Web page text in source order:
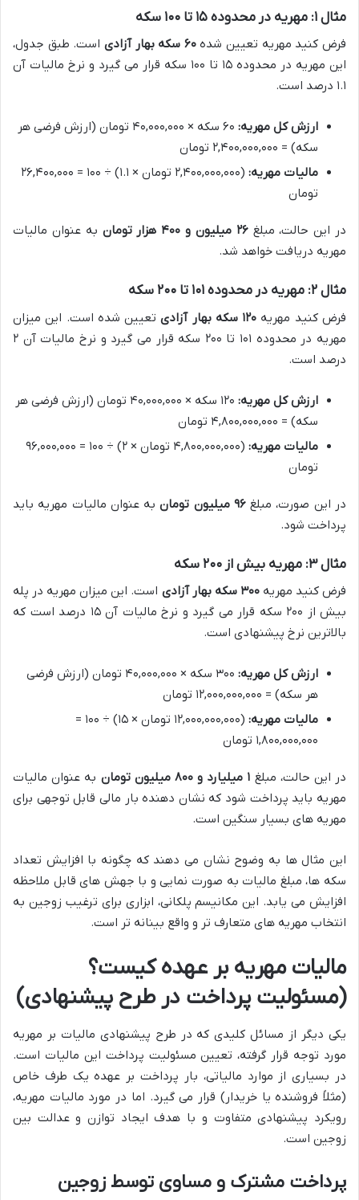
مثال ۱: مهریه در محدوده ۱۵ تا ۱۰۰ سکه
فرض کنید مهریه تعیین شده۶۰ سکه بهار آزادی
است. طبق جدول،
این مهریه در محدوده ۱۵ تا ۱۰۰ سکه قرار می گیرد و نرخ مالیات آن
۱.۱ درصد است.
ارزش کل مهریه:
۶۰ سکه × ۴۰,۰۰۰,۰۰۰ تومان (ارزش فرضی هر
سکه) = ۲,۴۰۰,۰۰۰,۰۰۰ تومان
مالیات مهریه:
(۲,۴۰۰,۰۰۰,۰۰۰ تومان × ۱.۱) ÷ ۱۰۰ = ۲۶,۴۰۰,۰۰۰
تومان
در این حالت، مبلغ۲۶ میلیون و ۴۰۰ هزار تومان
به عنوان مالیات
مهریه دریافت خواهد شد.
مثال ۲: مهریه در محدوده ۱۰۱ تا ۲۰۰ سکه
فرض کنید مهریه ۱۲۰ سکه بهار آزادی
تعیین شده است. این میزان
مهریه در محدوده ۱۰۱ تا ۲۰۰ سکه قرار می گیرد و نرخ مالیات آن ۲
درصد است.
ارزش کل مهریه:
۱۲۰ سکه × ۴۰,۰۰۰,۰۰۰ تومان (ارزش فرضی هر
سکه) = ۴,۸۰۰,۰۰۰,۰۰۰ تومان
مالیات مهریه:
(۴,۸۰۰,۰۰۰,۰۰۰ تومان × ۲) ÷ ۱۰۰ = ۹۶,۰۰۰,۰۰۰
تومان
در این صورت، مبلغ۹۶ میلیون تومان
به عنوان مالیات مهریه باید
پرداخت شود.
مثال ۳: مهریه بیش از ۲۰۰ سکه
فرض کنید مهریه۳۰۰ سکه بهار آزادی
است. این میزان مهریه در پله
بیش از ۲۰۰ سکه قرار می گیرد و نرخ مالیات آن ۱۵ درصد است که
بالاترین نرخ پیشنهادی است.
ارزش کل مهریه:
۳۰۰ سکه × ۴۰,۰۰۰,۰۰۰ تومان (ارزش فرضی
هر سکه) = ۱۲,۰۰۰,۰۰۰,۰۰۰ تومان
مالیات مهریه:
(۱۲,۰۰۰,۰۰۰,۰۰۰ تومان × ۱۵) ÷ ۱۰۰ =
۱,۸۰۰,۰۰۰,۰۰۰ تومان
در این حالت، مبلغ ۱ میلیارد و ۸۰۰ میلیون تومان
به عنوان مالیات
مهریه باید پرداخت شود که نشان دهنده بار مالی قابل توجهی برای
مهریه های بسیار سنگین است.
این مثال ها به وضوح نشان می دهند که چگونه با افزایش تعداد
سکه ها، مبلغ مالیات به صورت نمایی و با جهش های قابل ملاحظه
افزایش می یابد. این مکانیسم پلکانی، ابزاری برای ترغیب زوجین به
انتخاب مهریه های متعارف تر و واقع بینانه تر است.
مالیات مهریه بر عهده کیست؟
(مسئولیت پرداخت در طرح پیشنهادی)
یکی دیگر از مسائل کلیدی که در طرح پیشنهادی مالیات بر مهریه
مورد توجه قرار گرفته، تعیین مسئولیت پرداخت این مالیات است.
در بسیاری از موارد مالیاتی، بار پرداخت بر عهده یک طرف خاص
(مثلاً فروشنده یا خریدار) قرار می گیرد. اما در مورد مالیات مهریه،
رویکرد پیشنهادی متفاوت و با هدف ایجاد توازن و عدالت بین
زوجین است.
پرداخت مشترک و مساوی توسط زوجین